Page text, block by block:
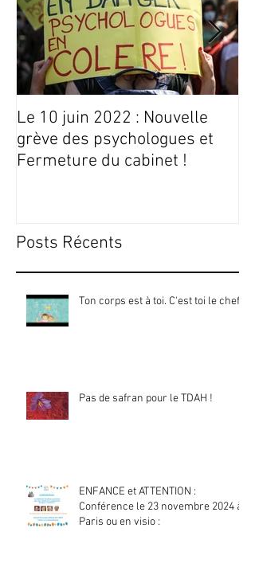
Le 10 juin 2022 : Nouvelle
grève des psychologues et
Fermeture du cabinet !
Posts Récents
Ton corps est à toi. C'est toi le chef !
Pas de safran pour le TDAH !
ENFANCE et ATTENTION :
Conférence le 23 novembre 2024 à
Paris ou en visio :